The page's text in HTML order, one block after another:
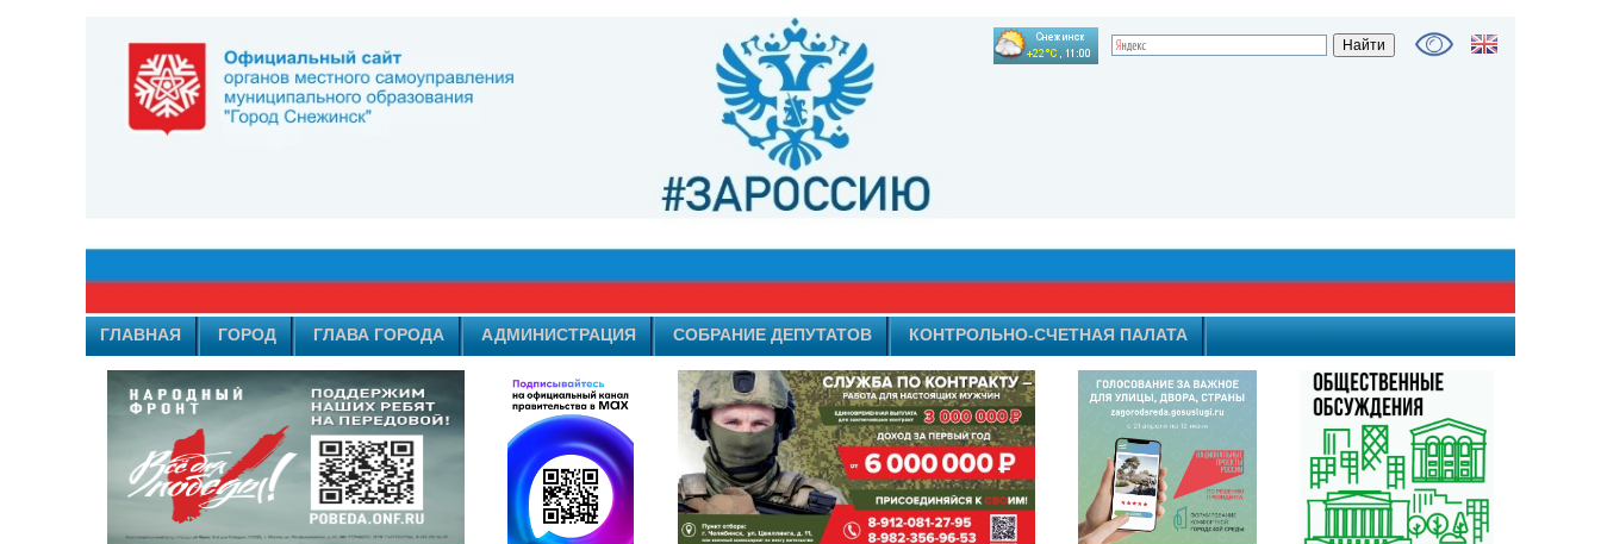
ГЛАВНАЯ ГОРОД ГЛАВА ГОРОДА АДМИНИСТРАЦИЯ СОБРАНИЕ ДЕПУТАТОВ КОНТРОЛЬНО-СЧЕТНАЯ ПАЛАТА